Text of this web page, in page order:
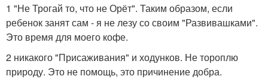
1 "Не Трогай то, что не Орёт". Таким образом, если
ребенок занят сам - я не лезу со своим "Развивашками".
Это время для моего кофе.
2 никакого "Присаживания" и ходунков. Не тороплю
природу. Это не помощь, это причинение добра.